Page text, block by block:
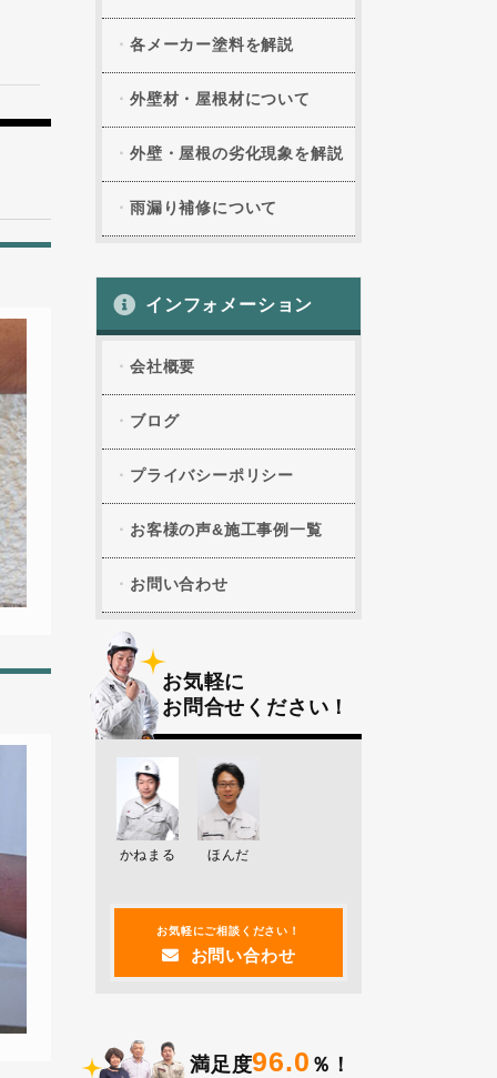
各メーカー塗料を解説
外壁材・屋根材について
外壁・屋根の劣化現象を解説
雨漏り補修について
インフォメーション
会社概要
ブログ
プライバシーポリシー
お客様の声&施工事例一覧
お問い合わせ
お気軽に
お問合せください！
かねまる ほんだ
お気軽にご相談ください！
お問い合わせ
満足度96.0 ％！